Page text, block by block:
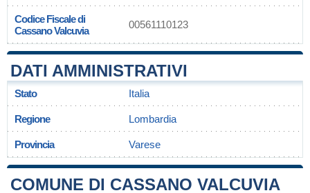
Codice Fiscale di
Cassano Valcuvia
00561110123
DATI AMMINISTRATIVI
Stato Italia
Regione Lombardia
Provincia Varese
COMUNE DI CASSANO VALCUVIA